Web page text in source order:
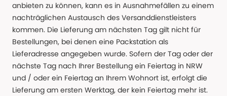
anbieten zu können, kann es in Ausnahmefällen zu einem
nachträglichen Austausch des Versanddienstleisters
kommen. Die Lieferung am nächsten Tag gilt nicht für
Bestellungen, bei denen eine Packstation als
Lieferadresse angegeben wurde. Sofern der Tag oder der
nächste Tag nach Ihrer Bestellung ein Feiertag in NRW
und / oder ein Feiertag an Ihrem Wohnort ist, erfolgt die
Lieferung am ersten Werktag, der kein Feiertag mehr ist.